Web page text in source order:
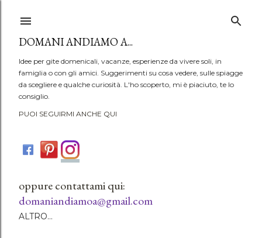
DOMANI ANDIAMO A...
Idee per gite domenicali, vacanze, esperienze da vivere soli, in
famiglia o con gli amici. Suggerimenti su cosa vedere, sulle spiagge
da scegliere e qualche curiosità. L'ho scoperto, mi è piaciuto, te lo
consiglio.
PUOI SEGUIRMI ANCHE QUI
oppure contattami qui:
domaniandiamoa@gmail.com
ALTRO…